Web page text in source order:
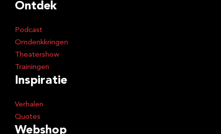
Ontdek
Podcast
Omdenkkringen
Theatershow
Trainingen
Inspiratie
Verhalen
Quotes
Webshop